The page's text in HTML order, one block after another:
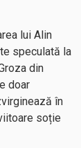
lui Alin
speculată la
din
doar
în
soție